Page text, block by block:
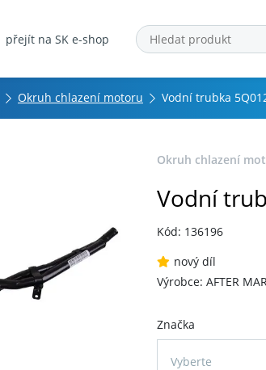
přejít na SK e-shop
Okruh chlazení motoru Vodní trubka
Okruh chlazení
Vodní
Kód: 136196
nový díl
Výrobce: AFTER
Značka
Vyberte